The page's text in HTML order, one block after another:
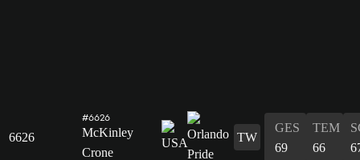
6626
#6626
McKinley
Crone
TW
GES
69
TEM
66